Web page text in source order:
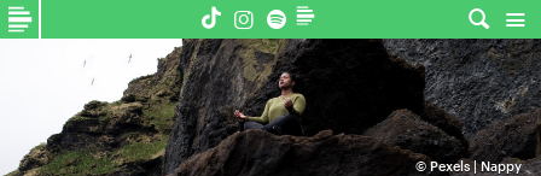
© Pexels | Nappy